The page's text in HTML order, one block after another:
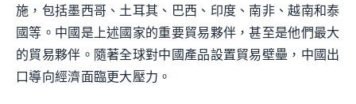
施，包括墨西哥、土耳其、巴西、印度、南非、越南和泰
國等。中國是上述國家的重要貿易夥伴，甚至是他們最大
的貿易夥伴。隨著全球對中國產品設置貿易壁壘，中國出
口導向經濟面臨更大壓力。